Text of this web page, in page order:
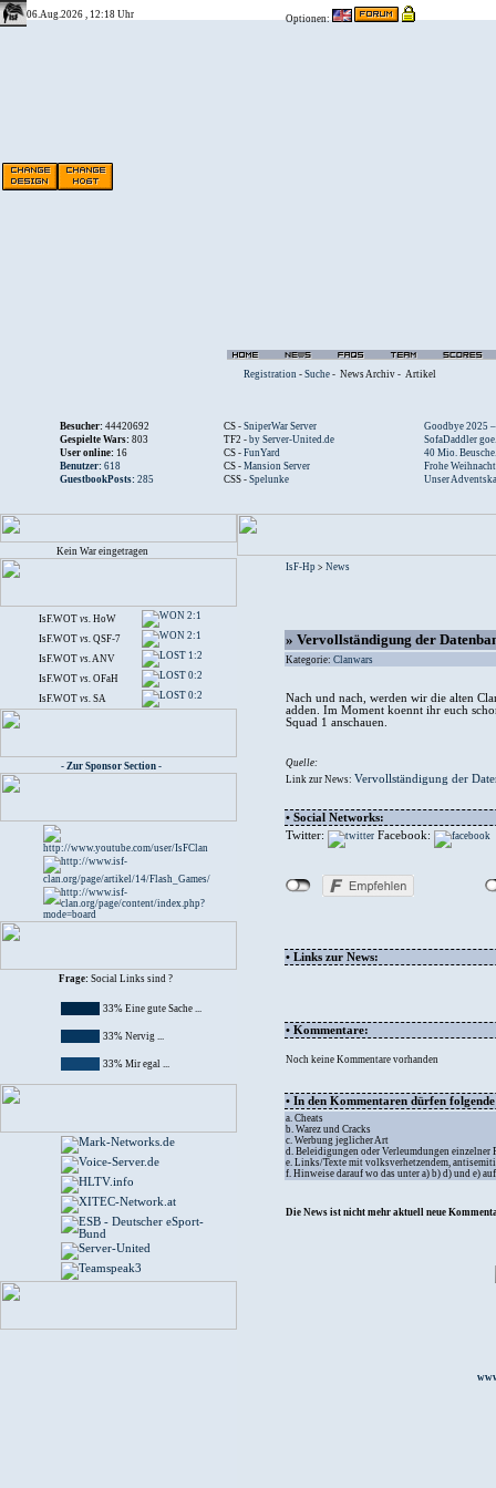
06.Aug.2026 , 12:18 Uhr Optionen:
Registration - Suche - News Archiv - Artikel
Besucher: 44420692 CS - SniperWar Server
Goodbye 2025 –
Gespielte Wars: 803 TF2 - by Server-United.de
SofaDaddler
User online: 16 CS - FunYard
40 Mio.
Benutzer: 618 CS - Mansion Server
Frohe
GuestbookPosts: 285 CSS - Spelunke Unser
Kein War eingetragen
IsF.WOT vs. HoW 2:1
IsF.WOT vs. QSF-7 2:1
IsF.WOT vs.ANV 1:2
IsF.WOT vs. OFaH 0:2
IsF.WOT vs. SA 0:2
- Zur Sponsor Section -
Frage: Social Links sind ?
33% Eine gute Sache ...
33% Nervig ...
33% Mir egal ...
IsF-Hp > News
» Vervollständigung der
Kategorie: Clanwars
Nach und nach, werden wir die alten
adden. Im Moment koennt ihr euch
Squad 1 anschauen.
Quelle:
Link zur News: Vervollständigung der
• Social Networks:
Twitter:
Facebook:
• Links zur News:
• Kommentare:
Noch keine Kommentare vorhanden
• In den Kommentaren dürfen
a. Cheats
b. Warez und Cracks
c. Werbung jeglicher Art
d. Beleidigungen oder Verleumdungen einzelner
e. Links/Texte mit volksverhetzendem,
f. Hinweise darauf wo das unter a) b) d) und e)
Die News ist nicht mehr aktuell neue